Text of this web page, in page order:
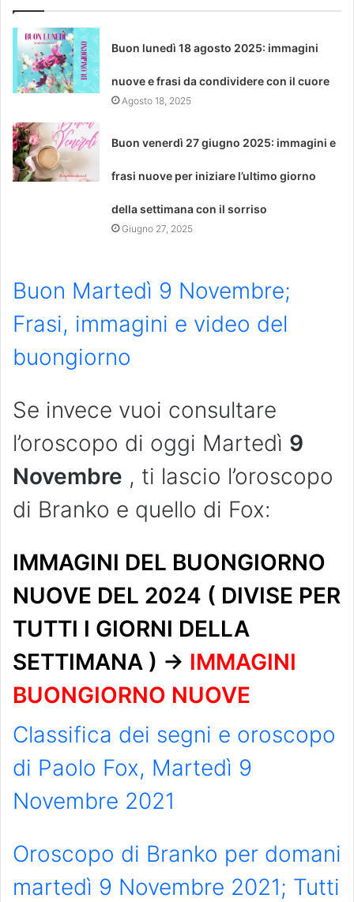
Buon lunedì 18 agosto 2025: immagini
nuove e frasi da condividere con il cuore
Agosto 18, 2025
Buon venerdì 27 giugno 2025: immagini e
frasi nuove per iniziare l’ultimo giorno
della settimana con il sorriso
Giugno 27, 2025
Buon Martedì 9 Novembre;
Frasi, immagini e video del
buongiorno
Se invece vuoi consultare
l’oroscopo di oggi Martedì 9
Novembre , ti lascio l’oroscopo
di Branko e quello di Fox:
IMMAGINI DEL BUONGIORNO
NUOVE DEL 2024 ( DIVISE PER
TUTTI I GIORNI DELLA
SETTIMANA ) -> IMMAGINI
BUONGIORNO NUOVE
Classifica dei segni e oroscopo
di Paolo Fox, Martedì 9
Novembre 2021
Oroscopo di Branko per domani
martedì 9 Novembre 2021; Tutti